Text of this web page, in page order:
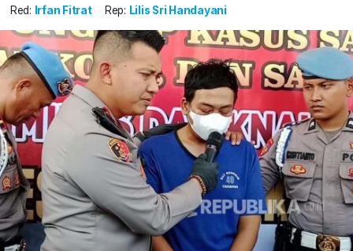
Red: Irfan Fitrat Rep: Lilis Sri Handayani